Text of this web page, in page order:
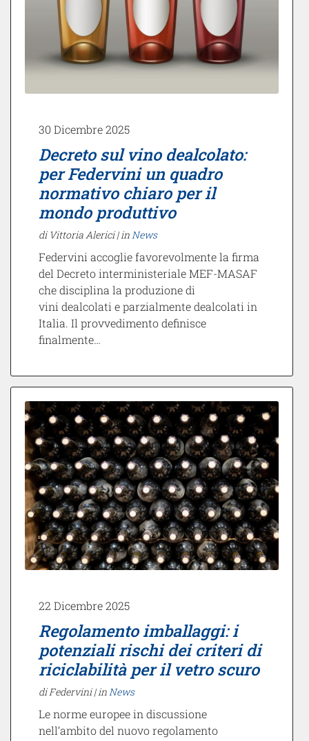
30 Dicembre 2025
Decreto sul vino dealcolato:
per Federvini un quadro
normativo chiaro per il
mondo produttivo
di Vittoria Alerici |inNews
Federvini accoglie favorevolmente la firma
del Decreto interministeriale MEF-MASAF
che disciplina la produzione di
vini dealcolati e parzialmente dealcolati in
Italia. Il provvedimento definisce
finalmente…
22 Dicembre 2025
Regolamento imballaggi: i
potenziali rischi dei criteri di
riciclabilità per il vetro scuro
di Federvini | in News
Le norme europee in discussione
nell’ambito del nuovo regolamento